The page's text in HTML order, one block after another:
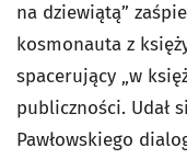
na dziewiątą”
kosmonauta z
spacerujący „w
publiczności. Udał
Pawłowskiego